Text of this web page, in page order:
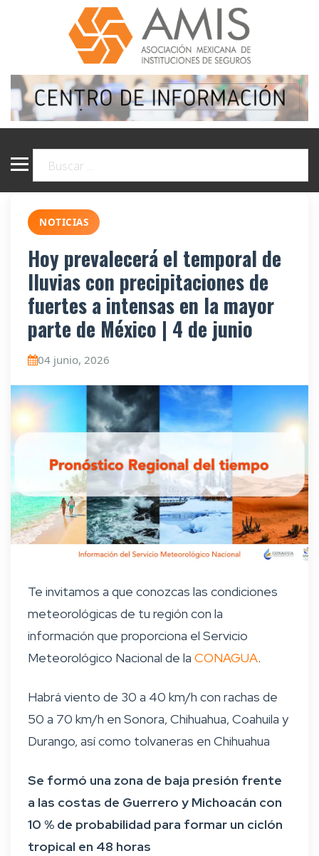
NOTICIAS
Hoy prevalecerá el temporal de
lluvias con precipitaciones de
fuertes a intensas en la mayor
parte de México | 4 de junio
04 junio, 2026
Te invitamos a que conozcas las condiciones
meteorológicas de tu región con la
información que proporciona el Servicio
Meteorológico Nacional de la CONAGUA.
Habrá viento de 30 a 40 km/h con rachas de
50 a 70 km/h en Sonora, Chihuahua, Coahuila y
Durango, así como tolvaneras en Chihuahua
Se formó una zona de baja presión frente
a las costas de Guerrero y Michoacán con
10 % de probabilidad para formar un ciclón
tropical en 48 horas